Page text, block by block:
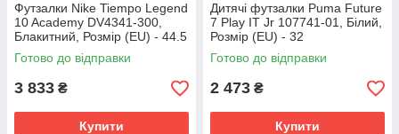
Футзалки Nike Tiempo Legend
10 Academy DV4341-300,
Блакитний, Розмір (EU) - 44.5
Готово до відправки
3 833 ₴
Купити
Дитячі футзалки Puma Future
7 Play IT Jr 107741-01, Білий,
Розмір (EU) - 32
Готово до відправки
2 473 ₴
Купити